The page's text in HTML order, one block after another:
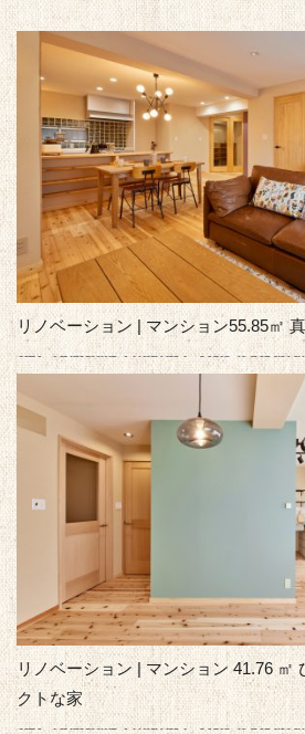
リノベーション | マンション55.85㎡
リノベーション | マンション 41.76 ㎡
クトな家